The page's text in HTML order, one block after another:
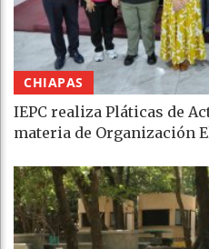
CHIAPAS
IEPC realiza Pláticas de
materia de Organización